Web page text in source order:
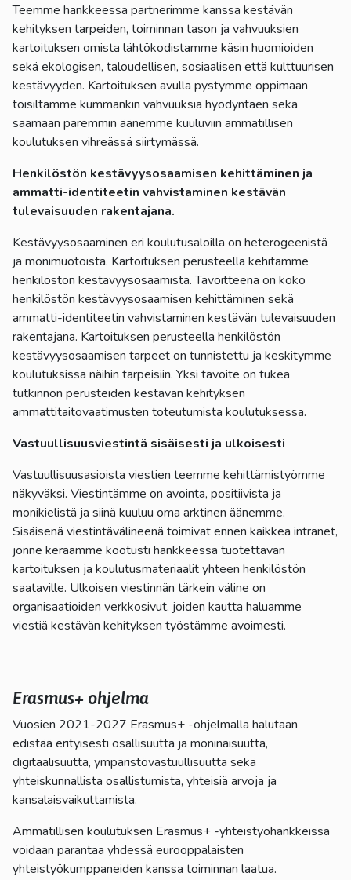
Teemme hankkeessa partnerimme kanssa kestävän
kehityksen tarpeiden, toiminnan tason ja vahvuuksien
kartoituksen omista lähtökodistamme käsin huomioiden
sekä ekologisen, taloudellisen, sosiaalisen että kulttuurisen
kestävyyden. Kartoituksen avulla pystymme oppimaan
toisiltamme kummankin vahvuuksia hyödyntäen sekä
saamaan paremmin äänemme kuuluviin ammatillisen
koulutuksen vihreässä siirtymässä.
Henkilöstön kestävyysosaamisen kehittäminen ja
ammatti-identiteetin vahvistaminen kestävän
tulevaisuuden rakentajana.
Kestävyysosaaminen eri koulutusaloilla on heterogeenistä
ja monimuotoista. Kartoituksen perusteella kehitämme
henkilöstön kestävyysosaamista. Tavoitteena on koko
henkilöstön kestävyysosaamisen kehittäminen sekä
ammatti-identiteetin vahvistaminen kestävän tulevaisuuden
rakentajana. Kartoituksen perusteella henkilöstön
kestävyysosaamisen tarpeet on tunnistettu ja keskitymme
koulutuksissa näihin tarpeisiin. Yksi tavoite on tukea
tutkinnon perusteiden kestävän kehityksen
ammattitaitovaatimusten toteutumista koulutuksessa.
Vastuullisuusviestintä sisäisesti ja ulkoisesti
Vastuullisuusasioista viestien teemme kehittämistyömme
näkyväksi. Viestintämme on avointa, positiivista ja
monikielistä ja siinä kuuluu oma arktinen äänemme.
Sisäisenä viestintävälineenä toimivat ennen kaikkea intranet,
jonne keräämme kootusti hankkeessa tuotettavan
kartoituksen ja koulutusmateriaalit yhteen henkilöstön
saataville. Ulkoisen viestinnän tärkein väline on
organisaatioiden verkkosivut, joiden kautta haluamme
viestiä kestävän kehityksen työstämme avoimesti.
Erasmus+ ohjelma
Vuosien 2021-2027 Erasmus+ -ohjelmalla halutaan
edistää erityisesti osallisuutta ja moninaisuutta,
digitaalisuutta, ympäristövastuullisuutta sekä
yhteiskunnallista osallistumista, yhteisiä arvoja ja
kansalaisvaikuttamista.
Ammatillisen koulutuksen Erasmus+ -yhteistyöhankkeissa
voidaan parantaa yhdessä eurooppalaisten
yhteistyökumppaneiden kanssa toiminnan laatua.